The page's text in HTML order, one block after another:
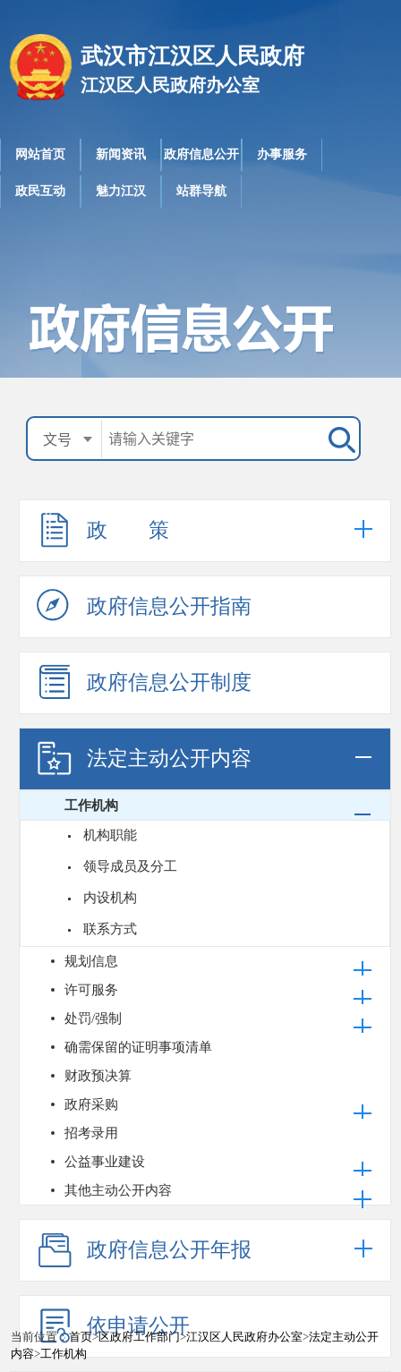
武汉市江汉区人民政府
江汉区人民政府办公室
网站首页 新闻资讯 政府信息公开 办事服务
政民互动 魅力江汉 站群导航
政 策
政府信息公开指南
政府信息公开制度
法定主动公开内容
工作机构
机构职能
领导成员及分工
内设机构
联系方式
规划信息
许可服务
处罚/强制
确需保留的证明事项清单
财政预决算
政府采购
招考录用
公益事业建设
其他主动公开内容
政府信息公开年报
依申请公开
当前位置：首页>区政府工作部门>江汉区人民政府办公室>法定主动公开
内容>工作机构